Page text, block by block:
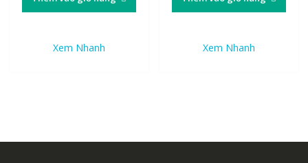
Xem Nhanh Xem Nhanh